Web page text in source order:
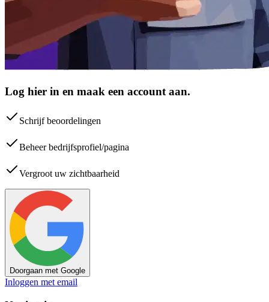
Log hier in en maak een account aan.
Schrijf beoordelingen
Beheer bedrijfsprofiel/pagina
Vergroot uw zichtbaarheid
Doorgaan met Google
Inloggen met email